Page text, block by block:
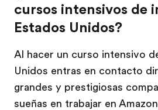
cursos intensivos de
Estados Unidos?
Al hacer un curso intensivo
Unidos entras en contacto
grandes y prestigiosas
sueñas en trabajar en